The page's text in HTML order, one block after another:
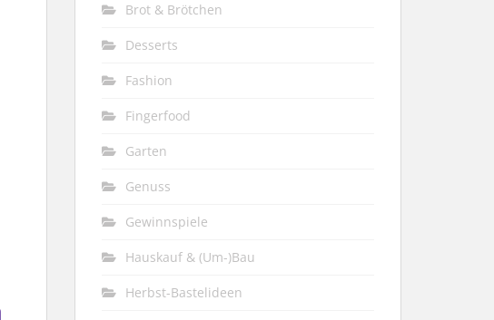
Brot & Brötchen
Desserts
Fashion
Fingerfood
Garten
Genuss
Gewinnspiele
Hauskauf & (Um-)Bau
Herbst-Bastelideen